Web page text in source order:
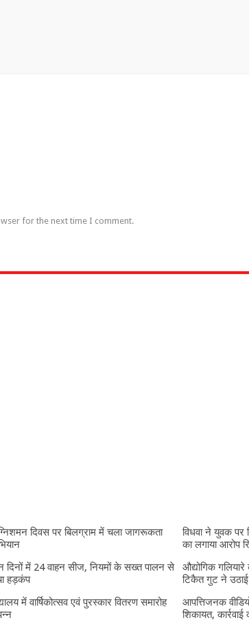
for the next time I comment.
दिवस पर बिलग्राम में चला जागरूकता
विधवा ने युवक पर
का लगाया आरोप
दिनों में 24 वाहन सीज, नियमों के सख्त पालन से
हड़कंप
औद्योगिक
टिकैत गुट ने
में वार्षिकोत्सव एवं पुरस्कार वितरण समारोह
आपत्तिजनक
शिकायत, कार्रवाई